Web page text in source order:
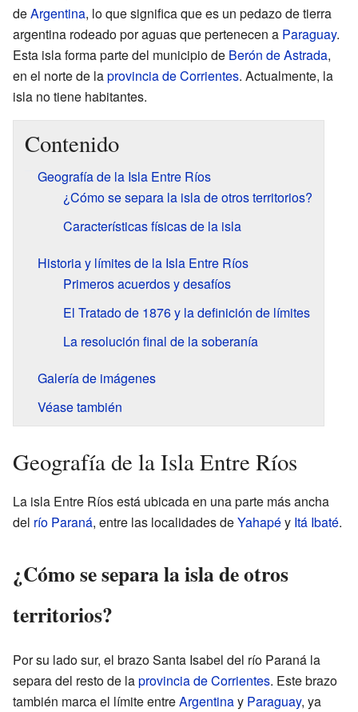
deArgentina, lo que significa que es un pedazo de tierra
argentina rodeado por aguas que pertenecen a Paraguay.
Esta isla forma parte del municipio de Berón de Astrada,
en el norte de laprovincia de Corrientes. Actualmente, la
isla no tiene habitantes.
Contenido
Geografía de la Isla Entre Ríos
¿Cómo se separa la isla de otros territorios?
Características físicas de la isla
Historia y límites de la Isla Entre Ríos
Primeros acuerdos y desafíos
El Tratado de 1876 y la definición de límites
La resolución final de la soberanía
Galería de imágenes
Véase también
Geografía de la Isla Entre Ríos
La isla Entre Ríos está ubicada en una parte más ancha
del río Paraná, entre las localidades deYahapéy Itá Ibaté.
¿Cómo se separa la isla de otros
territorios?
Por su lado sur, el brazo Santa Isabel del río Paraná la
separa del resto de laprovincia de Corrientes. Este brazo
también marca el límite entreArgentinay Paraguay, ya